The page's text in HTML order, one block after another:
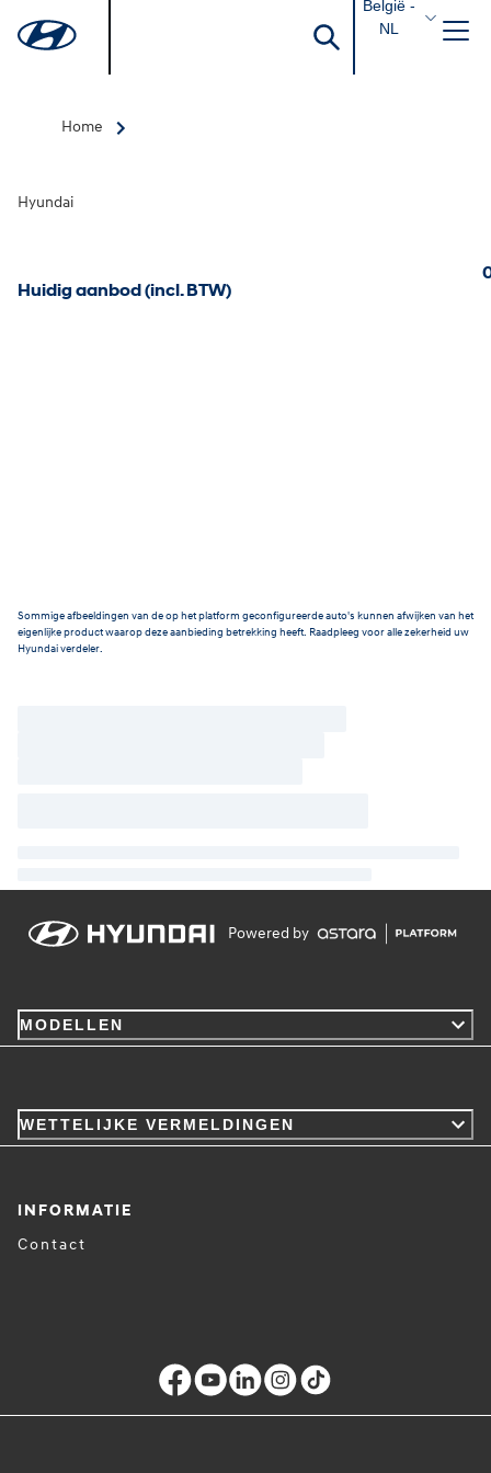
België -
NL
Home
Hyundai
Huidig aanbod (incl. BTW)
Sommige afbeeldingen van de op het platform geconfigureerde auto's kunnen afwijken van het
eigenlijke product waarop deze aanbieding betrekking heeft. Raadpleeg voor alle zekerheid uw
Hyundai verdeler.
Powered by
MODELLEN
WETTELIJKE VERMELDINGEN
INFORMATIE
Contact